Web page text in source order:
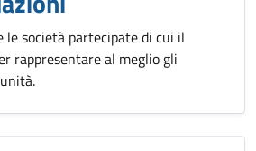
le società partecipate di cui il
rappresentare al meglio gli